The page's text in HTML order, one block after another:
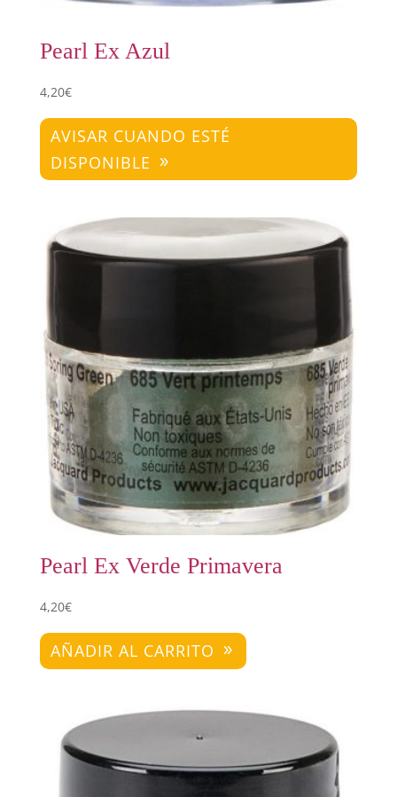
Pearl Ex Azul
4,20€
AVISAR CUANDO ESTÉ
DISPONIBLE
Pearl Ex Verde Primavera
4,20€
AÑADIR AL CARRITO